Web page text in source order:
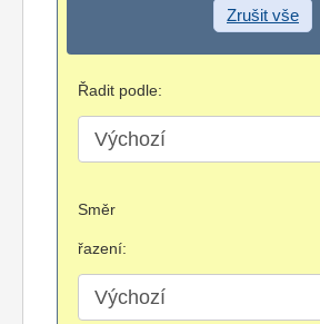
Zrušit vše
Řadit podle:
Směr
řazení: